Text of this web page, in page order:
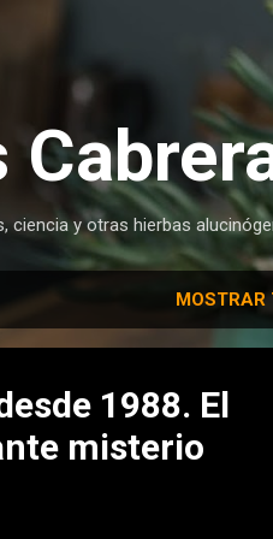
ciencia y otras hierbas
MOSTRAR
1988. El
misterio